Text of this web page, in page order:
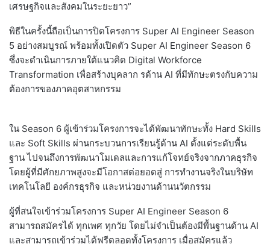
เศรษฐกิจและสังคมในระยะยาว”
พิธีในครั้งนี้ถือเป็นการปิดโครงการ Super AI Engineer Season
5 อย่างสมบูรณ์ พร้อมทั้งเปิดตัว Super AI Engineer Season 6
ซึ่งจะดำเนินการภายใต้แนวคิด Digital Workforce
Transformation เพื่อสร้างบุคลาก รด้าน AI ที่มีทักษะตรงกับความ
ต้องการของภาคอุตสาหกรรม
ใน Season 6 ผู้เข้าร่วมโครงการจะได้พัฒนาทักษะทั้ง Hard Skills
และ Soft Skills ผ่านกระบวนการเรียนรู้ด้าน AI ตั้งแต่ระดับพื้น
ฐาน ไปจนถึงการพัฒนาโมเดลและการแก้โจทย์จริงจากภาคธุรกิจ
โดยผู้ที่มีศักยภาพสูงจะมีโอกาสต่อยอดสู่ การทำงานจริงในบริษัท
เทคโนโลยี องค์กรธุรกิจ และหน่วยงานด้านนวัตกรรม
ผู้ที่สนใจเข้าร่วมโครงการ Super AI Engineer Season 6
สามารถสมัครได้ ทุกเพศ ทุกวัย โดยไม่จำเป็นต้องมีพื้นฐานด้าน AI
และสามารถเข้าร่วมได้ฟรีตลอดทั้งโครงการ เมื่อสมัครแล้ว